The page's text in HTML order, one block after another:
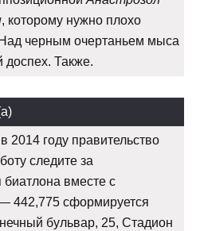
, которому нужно плохо
черным очертаньем мыса
Также.
2014 году правительство
следите за
вместе с
442,775 сформируется
бульвар, 25, Стадион